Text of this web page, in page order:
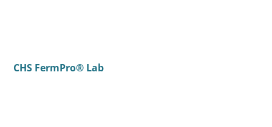
CHS FermPro® Lab